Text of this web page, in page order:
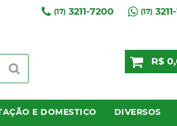
(17)3211-7200 (17)
R$
E DOMESTICO DIVERSOS